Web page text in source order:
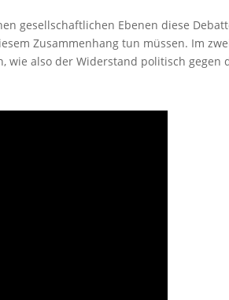
gesellschaftlichen Ebenen diese
Zusammenhang tun müssen. Im
also der Widerstand politisch gegen